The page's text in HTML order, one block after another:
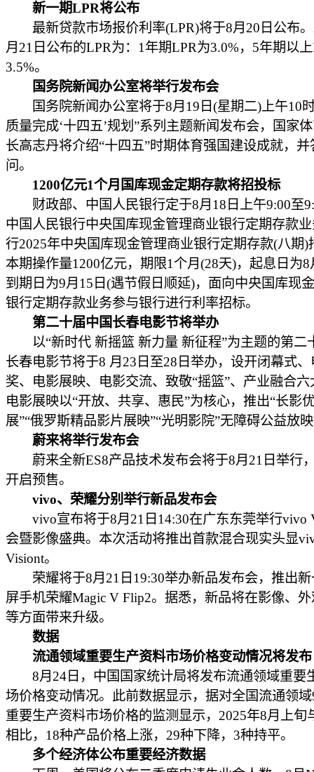
新一期LPR将公布
最新贷款市场报价利率(LPR)将于8月20日公布。
月21日公布的LPR为：1年期LPR为3.0%，5年期以
3.5%。
国务院新闻办公室将举行发布会
国务院新闻办公室将于8月19日(星期二)上午10
质量完成‘十四五’规划”系列主题新闻发布会，国家
长高志丹将介绍“十四五”时期体育强国建设成就，并
问。
1200亿元1个月国库现金定期存款将招投标
财政部、中国人民银行定于8月18日上午9:00至
中国人民银行中央国库现金管理商业银行定期存款
行2025年中央国库现金管理商业银行定期存款(八期)
本期操作量1200亿元，期限1个月(28天)，起息日为8
到期日为9月15日(遇节假日顺延)，面向中央国库现
银行定期存款业务参与银行进行利率招标。
第二十届中国长春电影节将举办
以“新时代 新摇篮 新力量 新征程”为主题的第二
长春电影节将于8 月23日至28日举办，设开闭幕式
奖、电影展映、电影交流、致敬“摇篮”、产业融合六
电影展映以“开放、共享、惠民”为核心，推出“长影
展”“俄罗斯精品影片展映”“光明影院”无障碍公益放
蔚来将举行发布会
蔚来全新ES8产品技术发布会将于8月21日举行
开启预售。
vivo、荣耀分别举行新品发布会
vivo宣布将于8月21日14:30在广东东莞举行vivo
会暨影像盛典。本次活动将推出首款混合现实头显
Visiont。
荣耀将于8月21日19:30举办新品发布会，推出新
屏手机荣耀Magic V Flip2。据悉，新品将在影像、
等方面带来升级。
数据
流通领域重要生产资料市场价格变动情况将发布
8月24日，中国国家统计局将发布流通领域重要
场价格变动情况。此前数据显示，据对全国流通领
重要生产资料市场价格的监测显示，2025年8月上旬
相比，18种产品价格上涨，29种下降，3种持平。
多个经济体公布重要经济数据